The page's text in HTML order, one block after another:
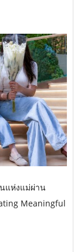
แห่งแม่ผ่าน
Meaningful